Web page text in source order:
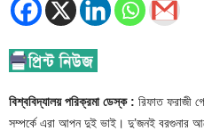
বিশ্ববিদ্যালয় পরিক্রমা ডেস্ক : রিফাত ফরাজী
সম্পর্কে এরা আপন দুই ভাই। দু’জনই বরগুনার